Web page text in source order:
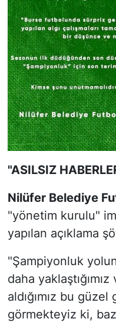
"ASILSIZ
Nilüfer Belediye
"yönetim kurulu"
yapılan açıklama
"Şampiyonluk
daha
aldığımız bu
görmekteyiz ki,